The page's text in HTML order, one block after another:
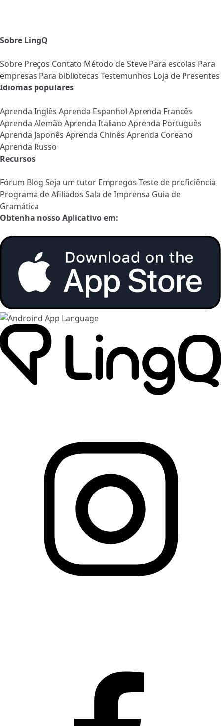
Sobre LingQ
Sobre Preços Contato Método de Steve Para escolas Para
empresas Para bibliotecas Testemunhos Loja de Presentes
Idiomas populares
Aprenda Inglês Aprenda Espanhol Aprenda Francês
Aprenda Alemão Aprenda Italiano Aprenda Português
Aprenda Japonês Aprenda Chinês Aprenda Coreano
Aprenda Russo
Recursos
Fórum Blog Seja um tutor Empregos Teste de proficiência
Programa de Afiliados Sala de Imprensa Guia de
Gramática
Obtenha nosso Aplicativo em: